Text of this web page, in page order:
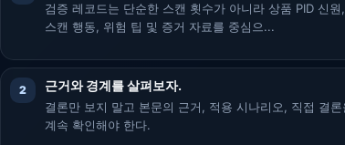
검증 레코드는 단순한 스캔 횟수가 아니라 상품 PID 신
스캔 행동, 위험 팁 및 증거 자료를 중심으...
2 근거와 경계를 살펴보자.
결론만 보지 말고 본문의 근거, 적용 시나리오, 직접 결
계속 확인해야 한다.